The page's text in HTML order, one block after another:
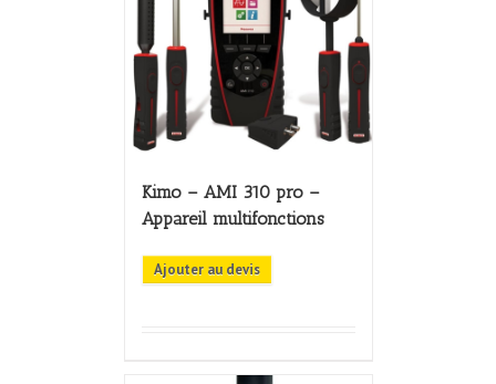
Kimo – AMI 310 pro –
Appareil multifonctions
Ajouter au devis